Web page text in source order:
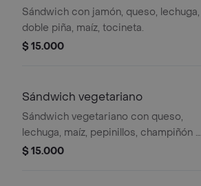
Sándwich con jamón, queso, lechuga,
doble piña, maíz, tocineta.
$ 15.000
Sándwich vegetariano
Sándwich vegetariano con queso,
lechuga, maíz, pepinillos, champiñón y
cebolla.
$ 15.000